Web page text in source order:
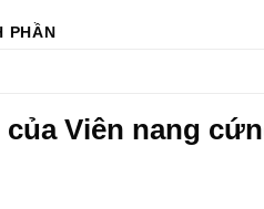
PHẦN
Viên nang